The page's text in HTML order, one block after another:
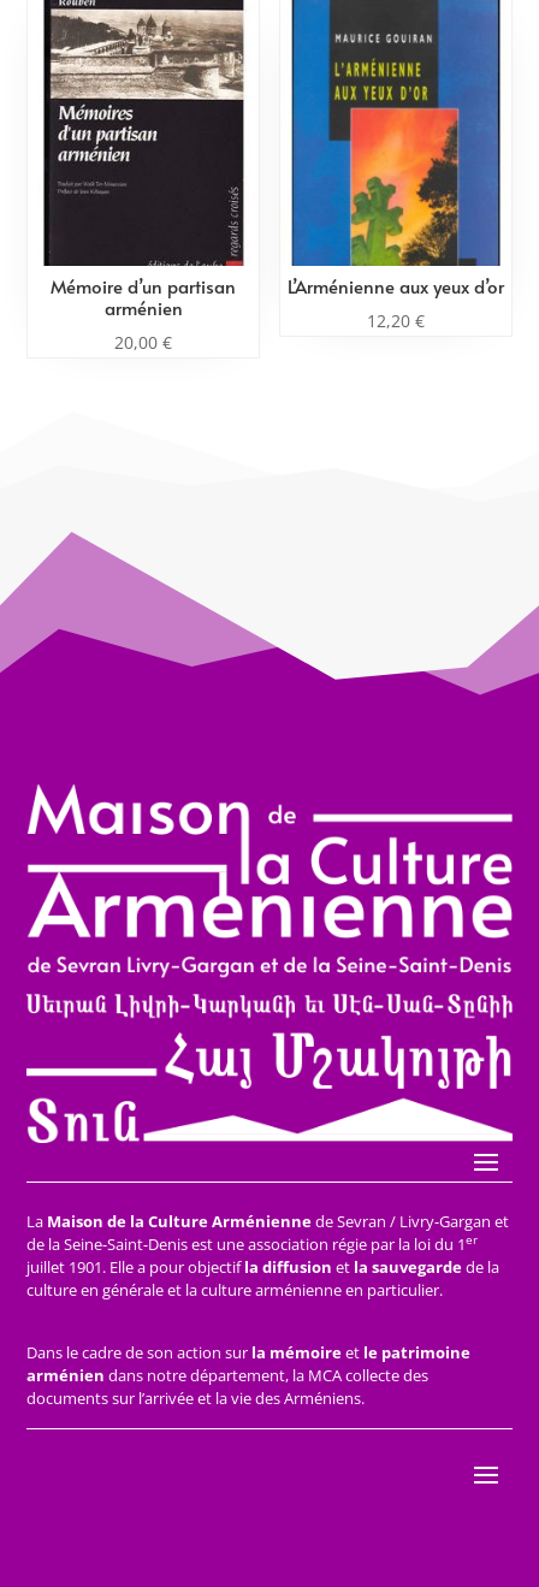
Mémoire d’un partisan
arménien
20,00€
L’Arménienne aux yeux d’or
12,20 €
La Maison de la Culture Arméniennede Sevran / Livry-Gargan et
de la Seine-Saint-Denis est une association régie par la loi du 1er
juillet 1901. Elle a pour objectifla diffusion et la sauvegardede la
culture en générale et la culture arménienne en particulier.
Dans le cadre de son action sur la mémoireet le patrimoine
arménien dans notre département, la MCA collecte des
documents sur l’arrivée et la vie des Arméniens.